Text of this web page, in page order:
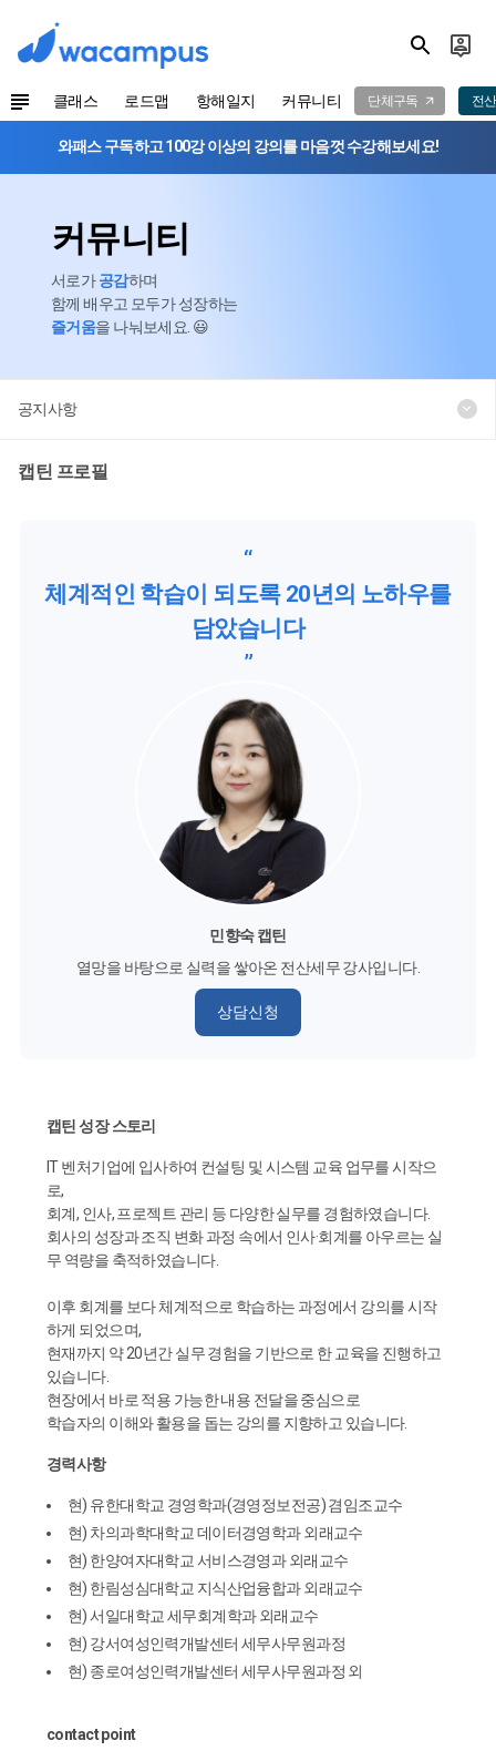
클래스 로드맵 항해일지 커뮤니티 단체구독 전
와패스 구독하고 100강 이상의 강의를 마음껏 수강해보세요!
커뮤니티
서로가공감하며
함께 배우고 모두가 성장하는
즐거움을 나눠보세요. 😃
공지사항
캡틴 프로필
민향숙 캡틴
열망을 바탕으로 실력을 쌓아온 전산세무 강사입니다.
상담신청
“
체계적인 학습이 되도록 20년의 노하우를
담았습니다
”
캡틴 성장 스토리
IT 벤처기업에 입사하여 컨설팅 및 시스템 교육 업무를 시작으
로,
회계, 인사, 프로젝트 관리 등 다양한 실무를 경험하였습니다.
회사의 성장과 조직 변화 과정 속에서 인사·회계를 아우르는 실
무 역량을 축적하였습니다.
이후 회계를 보다 체계적으로 학습하는 과정에서 강의를 시작
하게 되었으며,
현재까지 약 20년간 실무 경험을 기반으로 한 교육을 진행하고
있습니다.
현장에서 바로 적용 가능한 내용 전달을 중심으로
학습자의 이해와 활용을 돕는 강의를 지향하고 있습니다.
경력사항
현) 유한대학교 경영학과(경영정보전공) 겸임조교수
현) 차의과학대학교 데이터경영학과 외래교수
현) 한양여자대학교 서비스경영과 외래교수
현) 한림성심대학교 지식산업융합과 외래교수
현) 서일대학교 세무회계학과 외래교수
현) 강서여성인력개발센터 세무사무원과정
현) 종로여성인력개발센터 세무사무원과정 외
contact point